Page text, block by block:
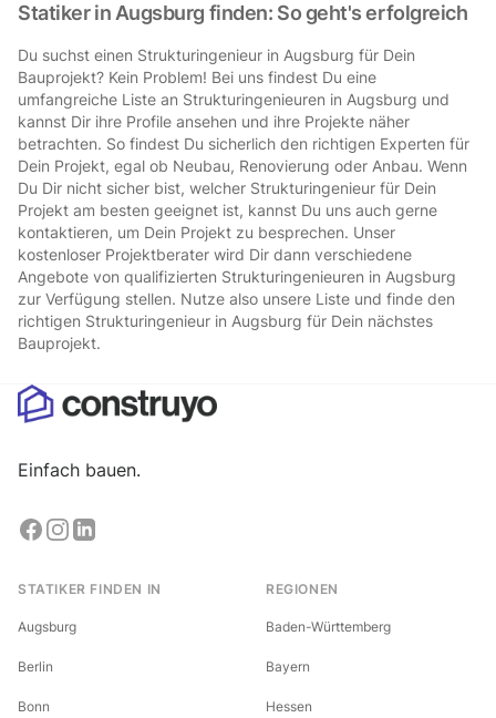
Statiker in Augsburg finden: So geht's erfolgreich
Du suchst einen Strukturingenieur in Augsburg für Dein
Bauprojekt? Kein Problem! Bei uns findest Du eine
umfangreiche Liste an Strukturingenieuren in Augsburg und
kannst Dir ihre Profile ansehen und ihre Projekte näher
betrachten. So findest Du sicherlich den richtigen Experten für
Dein Projekt, egal ob Neubau, Renovierung oder Anbau. Wenn
Du Dir nicht sicher bist, welcher Strukturingenieur für Dein
Projekt am besten geeignet ist, kannst Du uns auch gerne
kontaktieren, um Dein Projekt zu besprechen. Unser
kostenloser Projektberater wird Dir dann verschiedene
Angebote von qualifizierten Strukturingenieuren in Augsburg
zur Verfügung stellen. Nutze also unsere Liste und finde den
richtigen Strukturingenieur in Augsburg für Dein nächstes
Bauprojekt.
Einfach bauen.
STATIKER FINDEN IN
Augsburg
Berlin
Bonn
REGIONEN
Baden-Württemberg
Bayern
Hessen